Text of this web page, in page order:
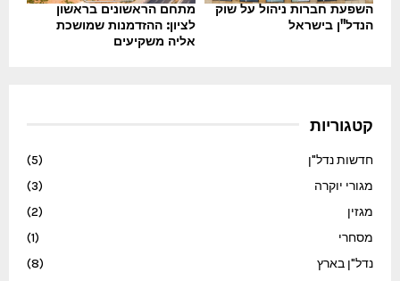
מתחם הראשונים בראשון
לציון: ההזדמנות שמושכת
אליה משקיעים
השפעת חברות ניהול על שוק
הנדל"ן בישראל
קטגוריות
חדשות נדל"ן
(5)
מגורי יוקרה
(3)
מגזין
(2)
מסחרי
(1)
נדל"ן בארץ
(8)